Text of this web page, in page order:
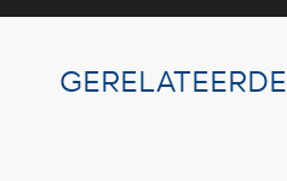
GERELATEERDE